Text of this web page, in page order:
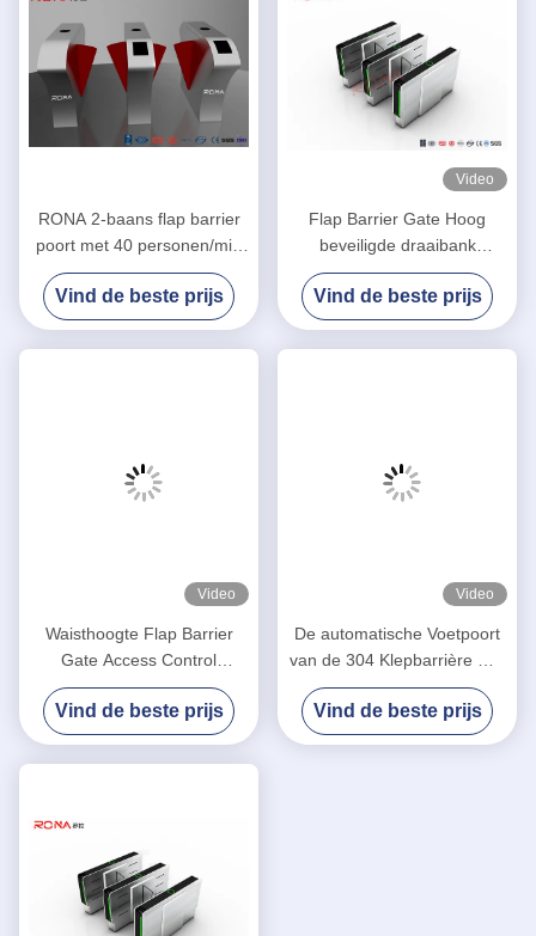
RONA 2-baans flap barrier
poort met 40 personen/min
doorgangssnelheid, 304
roestvrijstalen constructie en
bidirectionele
toegangscontrole
Vind de beste prijs
Video
Flap Barrier Gate Hoog
beveiligde draaibank
toegangssystemen
Taillehoogte Draaibank
550mm Doorgang breedte
Vind de beste prijs
Video
Waisthoogte Flap Barrier
Gate Access Control
Barcode Flap Barrier
Draaien voor Museum
Vind de beste prijs
Video
De automatische Voetpoort
van de 304 Klepbarrière met
Servomotor 900mm Breedte
Vind de beste prijs